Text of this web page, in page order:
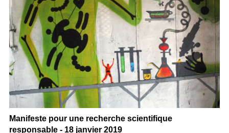
Manifeste pour une recherche scientifique
responsable - 18 janvier 2019